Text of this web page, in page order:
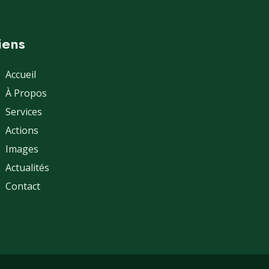
Accueil
À Propos
Services
Actions
Images
Actualités
Contact